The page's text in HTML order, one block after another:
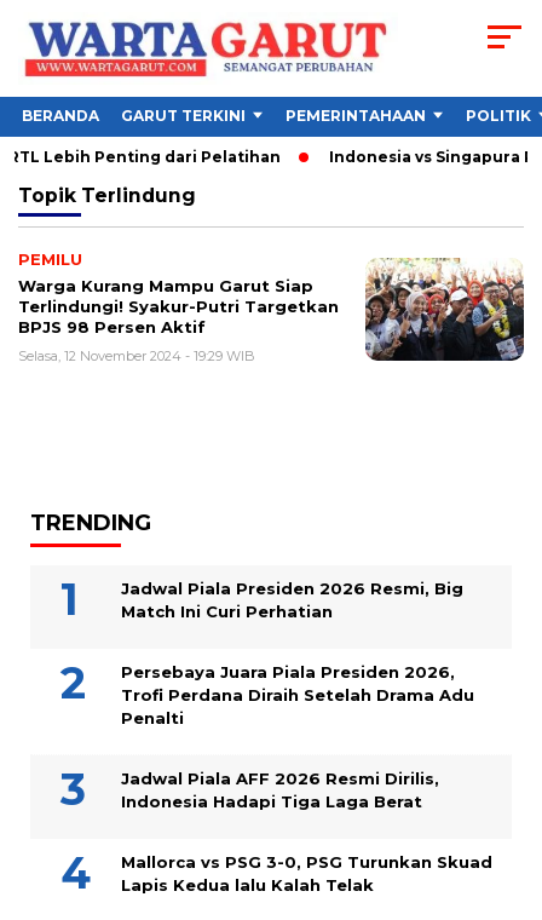
BERANDA GARUT TERKINI PEMERINTAHAAN POLITIK
Lebih Penting dari Pelatihan Indonesia vs Singapura
Topik Terlindung
PEMILU
Warga Kurang Mampu Garut Siap
Terlindungi! Syakur-Putri Targetkan
BPJS 98 Persen Aktif
Selasa, 12 November 2024 - 19:29 WIB
TRENDING
Jadwal Piala Presiden 2026 Resmi, Big
Match Ini Curi Perhatian
Persebaya Juara Piala Presiden 2026,
Trofi Perdana Diraih Setelah Drama Adu
Penalti
Jadwal Piala AFF 2026 Resmi Dirilis,
Indonesia Hadapi Tiga Laga Berat
Mallorca vs PSG 3-0, PSG Turunkan Skuad
Lapis Kedua lalu Kalah Telak